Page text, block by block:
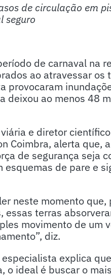
de circulação em
seguro
de carnaval na
ao atravessar
provocaram
deixou ao menos 48
e diretor
Coimbra, alerta que,
de segurança seja
esquemas de pare e
neste momento
essas terras
movimento de um
diz.
explica
o ideal é buscar o